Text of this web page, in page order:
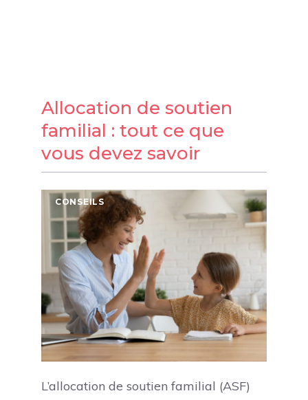
Allocation de soutien
familial : tout ce que
vous devez savoir
CONSEILS
L’allocation de soutien familial (ASF)